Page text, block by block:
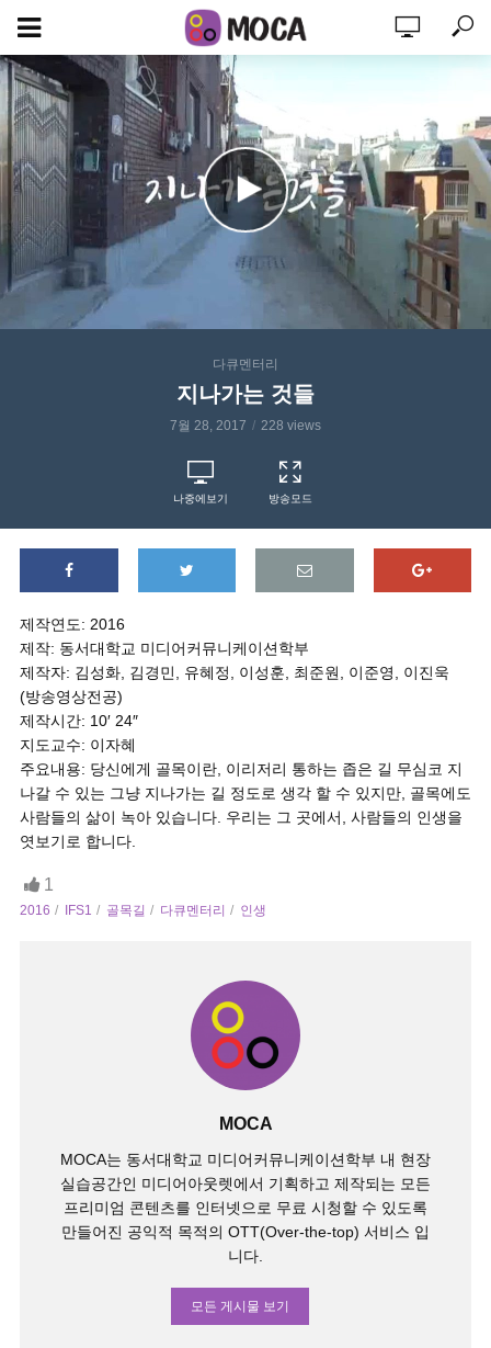
다큐멘터리
지나가는 것들
7월 28, 2017 228 views
나중에보기 방송모드
제작연도: 2016
제작: 동서대학교 미디어커뮤니케이션학부
제작자: 김성화, 김경민, 유혜정, 이성훈, 최준원, 이준영, 이진욱
(방송영상전공)
제작시간: 10′ 24″
지도교수: 이자혜
주요내용: 당신에게 골목이란, 이리저리 통하는 좁은 길 무심코 지
나갈 수 있는 그냥 지나가는 길 정도로 생각 할 수 있지만, 골목에도
사람들의 삶이 녹아 있습니다. 우리는 그 곳에서, 사람들의 인생을
엿보기로 합니다.
1
2016 IFS1 골목길 다큐멘터리 인생
MOCA
MOCA는 동서대학교 미디어커뮤니케이션학부 내 현장
실습공간인 미디어아웃렛에서 기획하고 제작되는 모든
프리미엄 콘텐츠를 인터넷으로 무료 시청할 수 있도록
만들어진 공익적 목적의 OTT(Over-the-top) 서비스 입
니다.
모든 게시물 보기